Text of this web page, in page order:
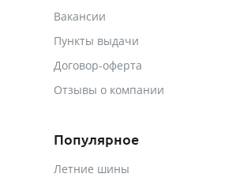
Вакансии
Пункты выдачи
Договор-оферта
Отзывы о компании
Популярное
Летние шины